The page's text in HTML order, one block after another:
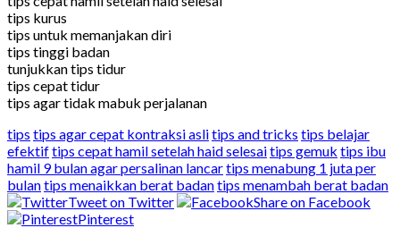
tips kurus
tips untuk memanjakan diri
tips tinggi badan
tunjukkan tips tidur
tips cepat tidur
tips agar tidak mabuk perjalanan
tips tips agar cepat kontraksi aslitips and tricks tips belajar
efektiftips cepat hamil setelah haid selesaitips gemuk tips ibu
hamil 9 bulan agar persalinan lancartips menabung 1 juta per
bulantips menaikkan berat badantips menambah berat badan
Tweet on Twitter
Share on Facebook
Pinterest